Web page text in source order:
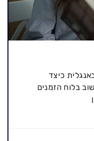
כיצד
בלוח הזמנים